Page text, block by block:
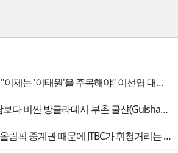
'을 주목해야" 이선엽 대표가 말하는 AI 시대 투자 성과를 가르는 지점들
방글라데시 부촌 굴샨(Gulshan)의 극단적인 모습에 충격을 받다
픽 중계권 때문에 JTBC가 휘청거리는 이유